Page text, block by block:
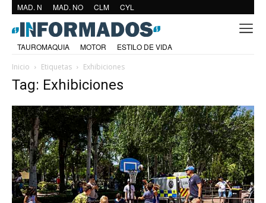
MAD. N MAD. NO CLM CYL
TAUROMAQUIA MOTOR
ESTILO DE VIDA
Inicio
Etiquetas Exhibiciones
Tag: Exhibiciones